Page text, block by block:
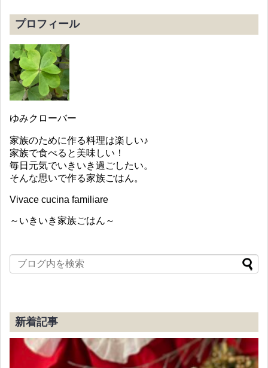
プロフィール
ゆみクローバー
家族のために作る料理は楽しい♪
家族で食べると美味しい！
毎日元気でいきいき過ごしたい。
そんな思いで作る家族ごはん。
Vivace cucina familiare
～いきいき家族ごはん～
新着記事